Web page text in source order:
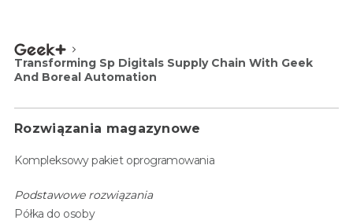
Transforming Sp Digitals Supply Chain With Geek
And Boreal Automation
Rozwiązania magazynowe
Kompleksowy pakiet oprogramowania
Podstawowe rozwiązania
Półka do osoby